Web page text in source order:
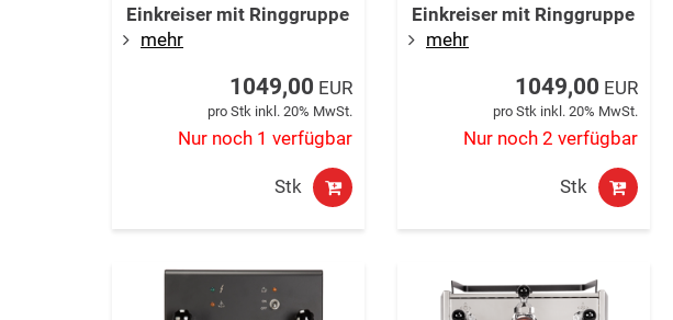
Einkreiser mit Ringgruppe
mehr
1049,00 EUR
pro Stk inkl. 20% MwSt.
Nur noch 1 verfügbar
Stk
Einkreiser mit Ringgruppe
mehr
1049,00 EUR
pro Stk inkl. 20% MwSt.
Nur noch 2 verfügbar
Stk